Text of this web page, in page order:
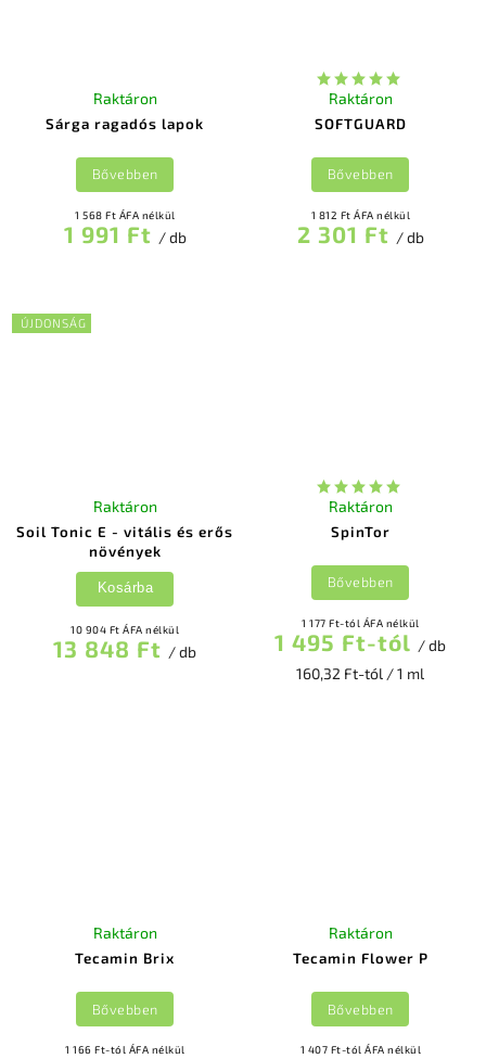
Sárga ragadós lapok
Raktáron
1 568 Ft ÁFA nélkül
1 991 Ft / db
Bővebben
SOFTGUARD
Raktáron
1 812 Ft ÁFA nélkül
2 301 Ft / db
Bővebben
ÚJDONSÁG
Soil Tonic E - vitális és erős
növények
Raktáron
10 904 Ft ÁFA nélkül
13 848 Ft / db
Kosárba
SpinTor
Raktáron
1 177 Ft-tól ÁFA nélkül
1 495 Ft-tól / db
160,32 Ft-tól / 1 ml
Bővebben
Tecamin Brix
Raktáron
1 166 Ft-tól ÁFA nélkül
Bővebben
Tecamin Flower P
Raktáron
1 407 Ft-tól ÁFA nélkül
Bővebben